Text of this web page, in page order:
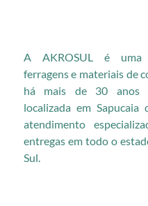
A AKROSUL é uma
ferragens e materiais de
há mais de 30 anos
localizada em
atendimento
entregas em todo o
Sul.